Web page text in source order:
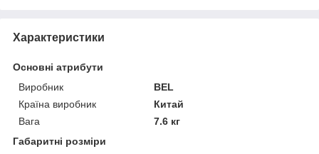
Характеристики
Основні атрибути
Виробник
BEL
Країна виробник
Китай
Вага
7.6 кг
Габаритні розміри